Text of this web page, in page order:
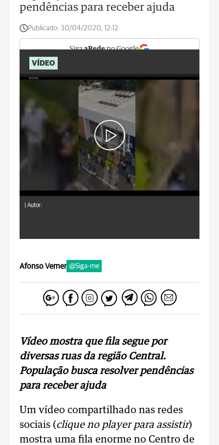
pendências para receber ajuda
Publicado: 30/04/2020, 12:12
SigaaRedeno Google
VÍDEO
Autor:
Afonso Verner @Siga-me
Vídeo mostra que fila segue por
diversas ruas da região Central.
População busca resolver pendências
para receber ajuda
Um vídeo compartilhado nas redes
sociais ( clique no player para assistir)
mostra uma fila enorme no Centro de